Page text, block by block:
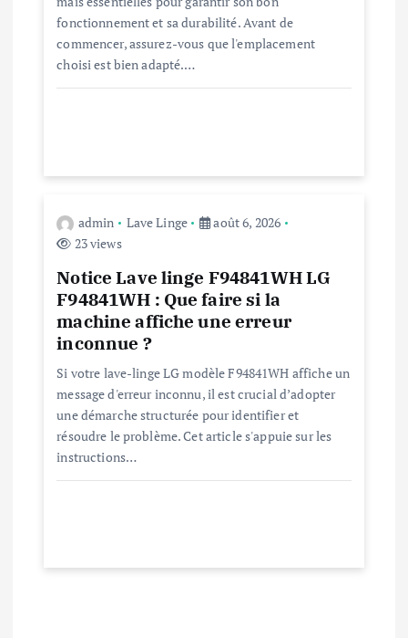
fonctionnement et sa durabilité. Avant de
commencer, assurez-vous que l'emplacement
choisi est bien adapté.…
admin Lave Linge
août 6, 2026
23 views
Notice Lave linge F94841WH LG
F94841WH : Que faire si la
machine affiche une erreur
inconnue ?
Si votre lave-linge LG modèle F94841WH affiche un
message d'erreur inconnu, il est crucial d’adopter
une démarche structurée pour identifier et
résoudre le problème. Cet article s'appuie sur les
instructions…